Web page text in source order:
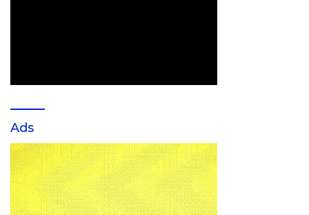
Ads